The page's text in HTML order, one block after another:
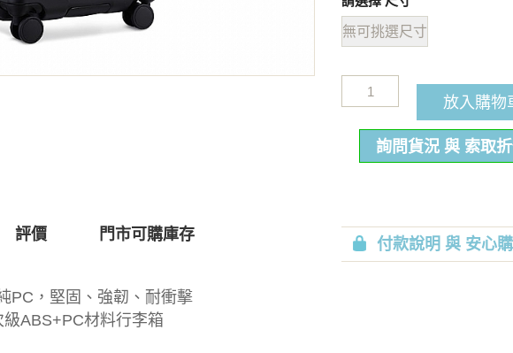
無可挑選尺寸
放入購物
詢問貨況 與 索取
付款說明 與 安心
評價 門市可購庫存
PC，堅固、強韌、耐衝擊
ABS+PC材料行李箱